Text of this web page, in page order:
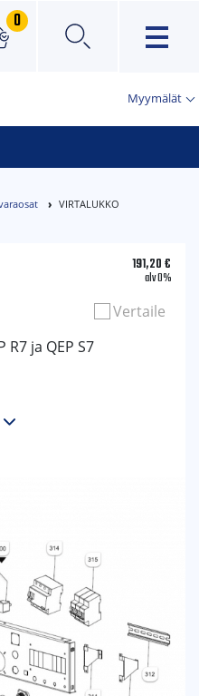
0
×
Myymälät
VIRTALUKKO
191,20€
alv 0%
Vertaile
ja QEP S7